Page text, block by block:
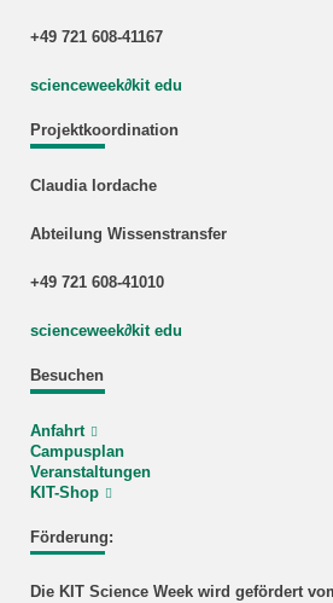
+49 721 608-41167
scienceweek∂kit edu
Projektkoordination
Claudia Iordache
Abteilung Wissenstransfer
+49 721 608-41010
scienceweek∂kit edu
Besuchen
Anfahrt
Campusplan
Veranstaltungen
KIT-Shop
Förderung:
Die KIT Science Week wird gefördert